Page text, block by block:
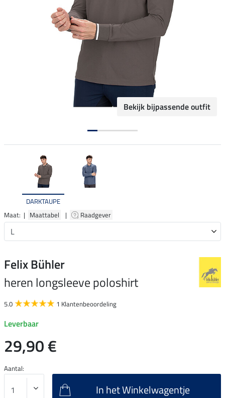
Bekijk bijpassende outfit
DARKTAUPE
Maat: | Maattabel | Raadgever
Felix Bühler
heren longsleeve poloshirt
5.0 1 Klantenbeoordeling
Leverbaar
29,90 €
Aantal:
In het Winkelwagentje